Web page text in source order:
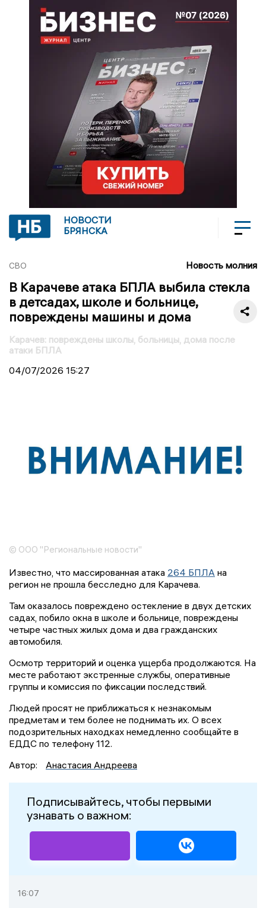
НОВОСТИ
БРЯНСКА
СВО Новость молния
В Карачеве атака БПЛА выбила стекла
в детсадах, школе и больнице,
повреждены машины и дома
Карачев: повреждены школы, больницы, дома после
атаки БПЛА
04/07/2026 15:27
© ООО "Региональные новости"
Известно, что массированная атака 264 БПЛА на
регион не прошла бесследно для Карачева.
Там оказалось повреждено остекление в двух детских
садах, побило окна в школе и больнице, повреждены
четыре частных жилых дома и два гражданских
автомобиля.
Осмотр территорий и оценка ущерба продолжаются. На
месте работают экстренные службы, оперативные
группы и комиссия по фиксации последствий.
Людей просят не приближаться к незнакомым
предметам и тем более не поднимать их. О всех
подозрительных находках немедленно сообщайте в
ЕДДС по телефону 112.
Автор:
Анастасия Андреева
Подписывайтесь, чтобы первыми
узнавать о важном:
16:07